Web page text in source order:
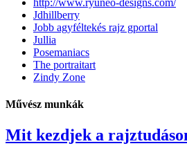
http://www.ryuneo-designs.com/
Jdhillberry
Jobb agyféltekés rajz gportal
Jullia
Posemaniacs
The portraitart
Zindy Zone
Művész munkák
Mit kezdjek a